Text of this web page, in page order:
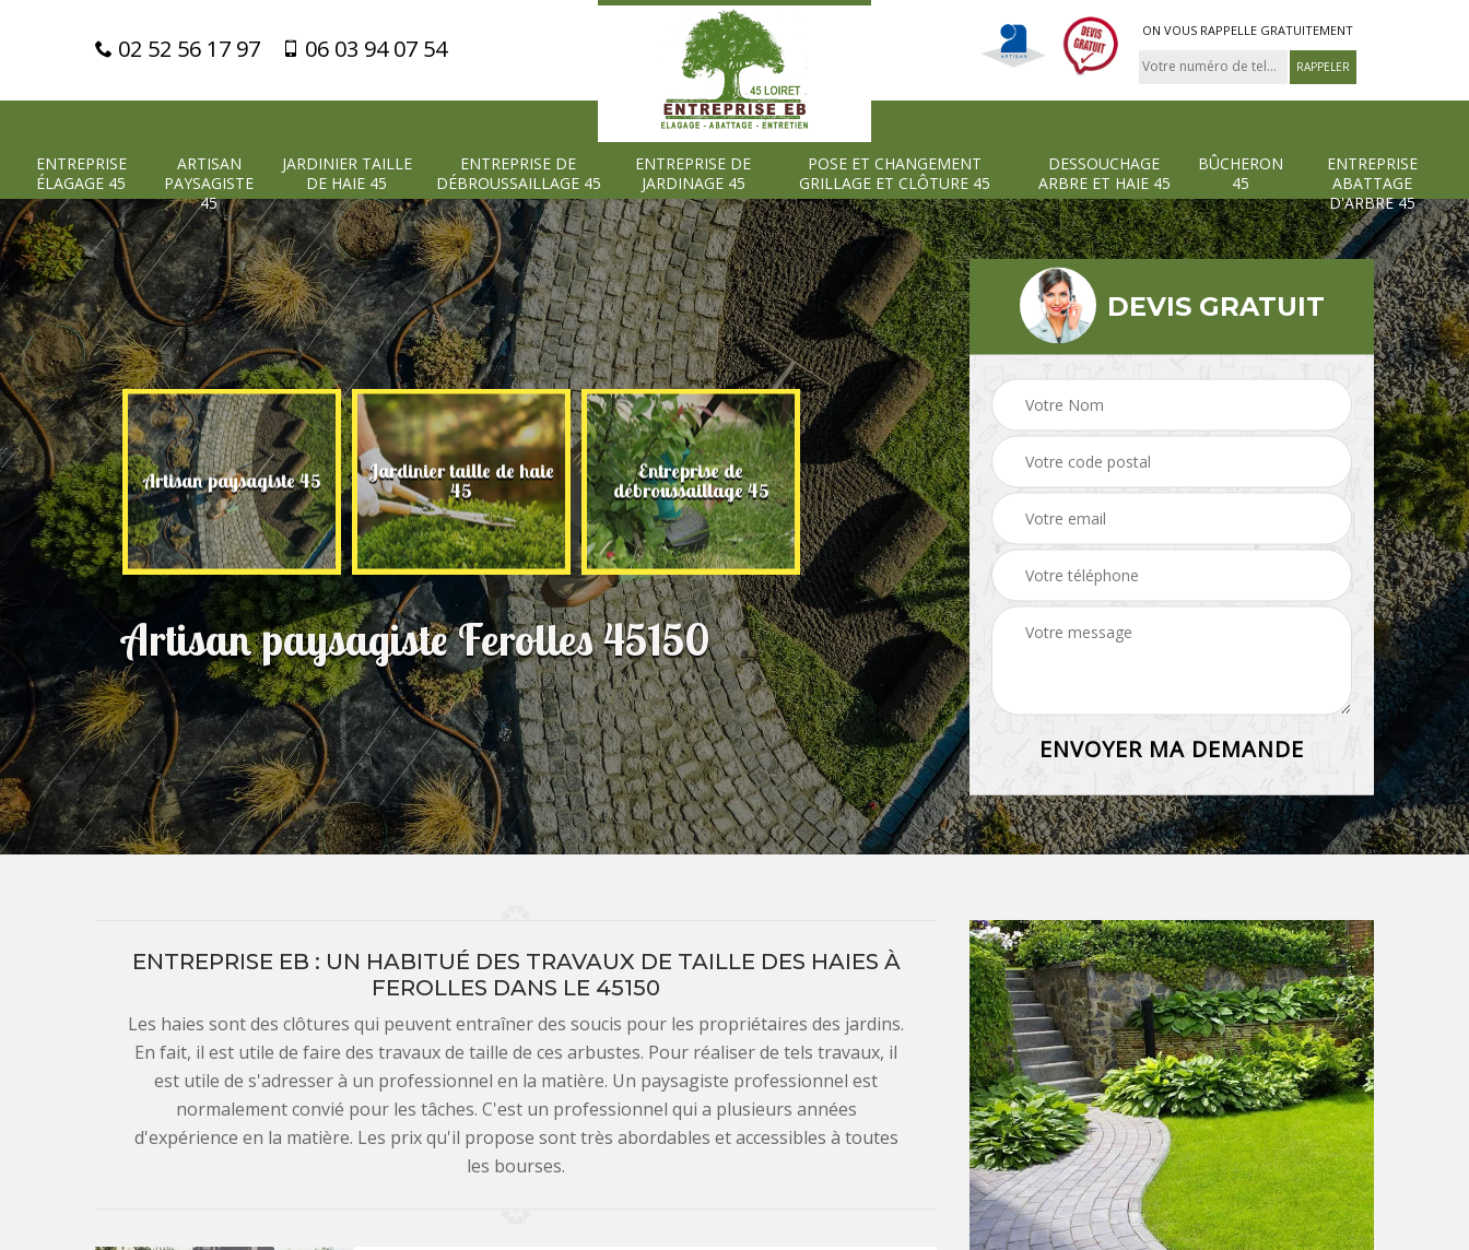
02 52 56 17 97 06 03 94 07 54
ON VOUS RAPPELLE GRATUITEMENT
ENTREPRISE
ÉLAGAGE 45
ARTISAN
PAYSAGISTE
45
JARDINIER TAILLE
DE HAIE 45
ENTREPRISE DE
DÉBROUSSAILLAGE 45
ENTREPRISE DE
JARDINAGE 45
POSE ET CHANGEMENT
GRILLAGE ET CLÔTURE 45
DESSOUCHAGE
ARBRE ET HAIE 45
BÛCHERON
45
ENTREPRISE
ABATTAGE
D'ARBRE 45
45 Artisan paysagiste 45 Jardinier taille de haie
45
Entreprise de
débroussaillage 45
Entreprise de
jardinage 45
Pose et changement
grillage et clôture 45
Dessouchage arbre et
haie 45
Artisan paysagiste Ferolles 45150
DEVIS GRATUIT
ENTREPRISE EB : UN HABITUÉ DES TRAVAUX DE TAILLE DES HAIES À
FEROLLES DANS LE 45150
Les haies sont des clôtures qui peuvent entraîner des soucis pour les propriétaires des jardins.
En fait, il est utile de faire des travaux de taille de ces arbustes. Pour réaliser de tels travaux, il
est utile de s'adresser à un professionnel en la matière. Un paysagiste professionnel est
normalement convié pour les tâches. C'est un professionnel qui a plusieurs années
d'expérience en la matière. Les prix qu'il propose sont très abordables et accessibles à toutes
les bourses.